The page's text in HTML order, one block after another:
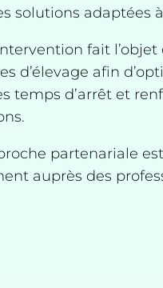
solutions adaptées
fait
d’élevage afin
temps d’arrêt et
partenariale
auprès des